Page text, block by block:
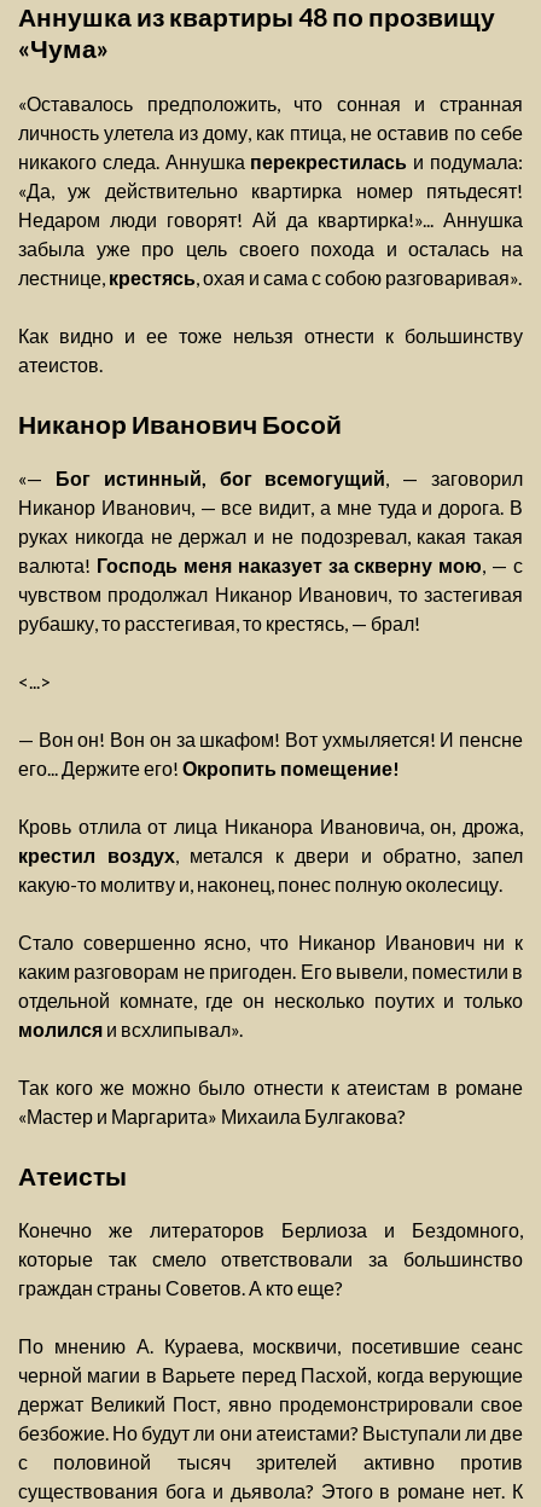
Аннушка из квартиры 48 по прозвищу
«Чума»
«Оставалось предположить, что сонная и странная
личность улетела из дому, как птица, не оставив по себе
никакого следа. Аннушка перекрестилась и подумала:
«Да, уж действительно квартирка номер пятьдесят!
Недаром люди говорят! Ай да квартирка!»... Аннушка
забыла уже про цель своего похода и осталась на
лестнице, крестясь , охая и сама с собою разговаривая».
Как видно и ее тоже нельзя отнести к большинству
атеистов.
Никанор Иванович Босой
«— Бог истинный, бог всемогущий, — заговорил
Никанор Иванович, — все видит, а мне туда и дорога. В
руках никогда не держал и не подозревал, какая такая
валюта! Господь меня наказует за скверну мою, — с
чувством продолжал Никанор Иванович, то застегивая
рубашку, то расстегивая, то крестясь, — брал!
<...>
— Вон он! Вон он за шкафом! Вот ухмыляется! И пенсне
его... Держите его! Окропить помещение!
Кровь отлила от лица Никанора Ивановича, он, дрожа,
крестил воздух, метался к двери и обратно, запел
какую-то молитву и, наконец, понес полную околесицу.
Стало совершенно ясно, что Никанор Иванович ни к
каким разговорам не пригоден. Его вывели, поместили в
отдельной комнате, где он несколько поутих и только
молился и всхлипывал».
Так кого же можно было отнести к атеистам в романе
«Мастер и Маргарита» Михаила Булгакова?
Атеисты
Конечно же литераторов Берлиоза и Бездомного,
которые так смело ответствовали за большинство
граждан страны Советов. А кто еще?
По мнению А. Кураева, москвичи, посетившие сеанс
черной магии в Варьете перед Пасхой, когда верующие
держат Великий Пост, явно продемонстрировали свое
безбожие. Но будут ли они атеистами? Выступали ли две
с половиной тысяч зрителей активно против
существования бога и дьявола? Этого в романе нет. К